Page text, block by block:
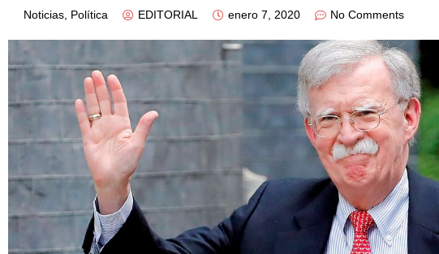
Noticias Política EDITORIAL enero 7, 2020 No Comments